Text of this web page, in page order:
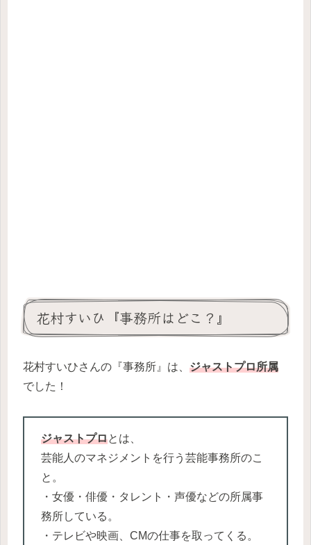
花村すいひ『事務所はどこ？』
花村すいひさんの『事務所』は、 ジャストプロ所属
でした！
ジャストプロとは、
芸能人のマネジメントを行う芸能事務所のこ
と。
・女優・俳優・タレント・声優などの所属事
務所している。
・テレビや映画、CMの仕事を取ってくる。